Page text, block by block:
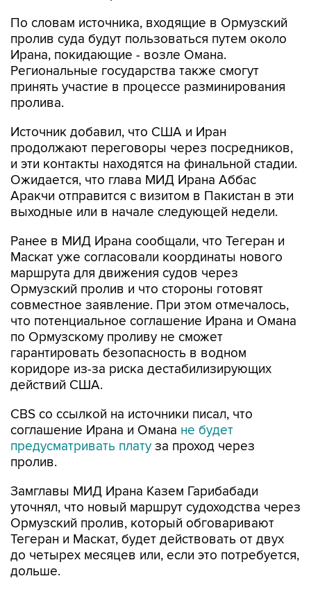
По словам источника, входящие в Ормузский
пролив суда будут пользоваться путем около
Ирана, покидающие - возле Омана.
Региональные государства также смогут
принять участие в процессе разминирования
пролива.
Источник добавил, что США и Иран
продолжают переговоры через посредников,
и эти контакты находятся на финальной стадии.
Ожидается, что глава МИД Ирана Аббас
Аракчи отправится с визитом в Пакистан в эти
выходные или в начале следующей недели.
Ранее в МИД Ирана сообщали, что Тегеран и
Маскат уже согласовали координаты нового
маршрута для движения судов через
Ормузский пролив и что стороны готовят
совместное заявление. При этом отмечалось,
что потенциальное соглашение Ирана и Омана
по Ормузскому проливу не сможет
гарантировать безопасность в водном
коридоре из-за риска дестабилизирующих
действий США.
CBS со ссылкой на источники писал, что
соглашение Ирана и Омана не будет
предусматривать плату за проход через
пролив.
Замглавы МИД Ирана Казем Гарибабади
уточнял, что новый маршрут судоходства через
Ормузский пролив, который обговаривают
Тегеран и Маскат, будет действовать от двух
до четырех месяцев или, если это потребуется,
дольше.